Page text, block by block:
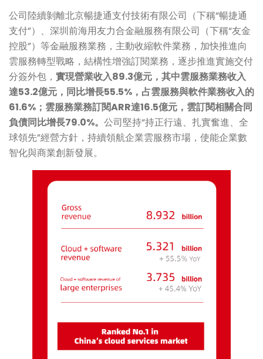
公司陸續剝離北京暢捷通支付技術有限公司（下稱“暢捷通
支付”）、深圳前海用友力合金融服務有限公司（下稱“友金
控股”）等金融服務業務，主動收縮軟件業務，加快推進向
雲服務轉型戰略，結構性增強訂閱業務，逐步推進實施交付
分簽外包， 實現營業收入89.3億元，其中雲服務業務收入
達53.2億元，同比增長55.5%，占雲服務與軟件業務收入的
61.6%；雲服務業務訂閱ARR達16.5億元，雲訂閱相關合同
負債同比增長79.0%。 公司堅持“持正行遠、扎實奮進、全
球領先”經營方針，持續領航企業雲服務市場，使能企業數
智化與商業創新發展。